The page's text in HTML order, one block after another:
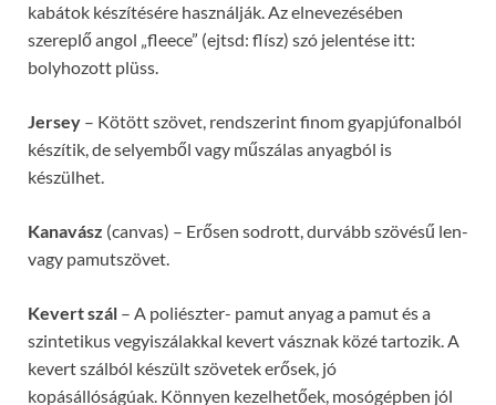
kabátok készítésére használják. Az elnevezésében
szereplő angol „fleece” (ejtsd: flísz) szó jelentése itt:
bolyhozott plüss.
Jersey – Kötött szövet, rendszerint finom gyapjúfonalból
készítik, de selyemből vagy műszálas anyagból is
készülhet.
Kanavász (canvas) – Erősen sodrott, durvább szövésű len-
vagy pamutszövet.
Kevert szál – A poliészter- pamut anyag a pamut és a
szintetikus vegyiszálakkal kevert vásznak közé tartozik. A
kevert szálból készült szövetek erősek, jó
kopásállóságúak. Könnyen kezelhetőek, mosógépben jól